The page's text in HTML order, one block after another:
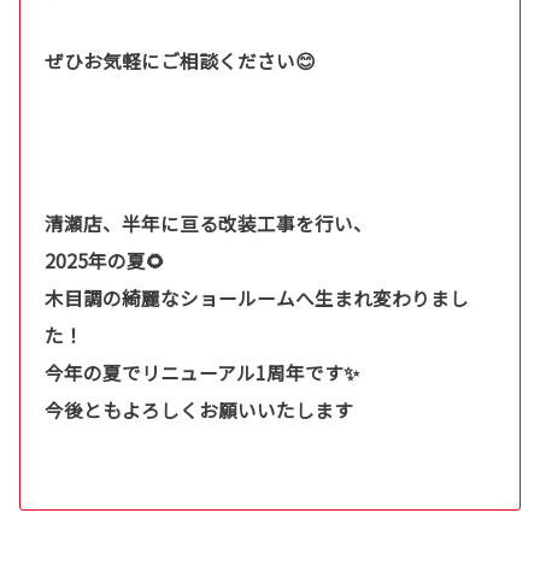
ぜひお気軽にご相談ください😊
清瀬店、半年に亘る改装工事を行い、
2025年の夏🌻
木目調の綺麗なショールームへ生まれ変わりまし
た！
今年の夏でリニューアル1周年です✨
今後ともよろしくお願いいたします